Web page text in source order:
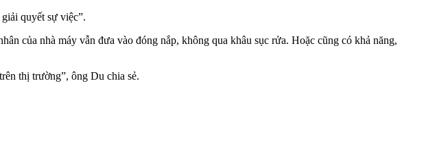
quyết sự việc”.
của nhà máy vẫn đưa vào đóng nắp, không qua khâu sục rửa. Hoặc cũng có khả năng,
thị trường”, ông Du chia sẻ.